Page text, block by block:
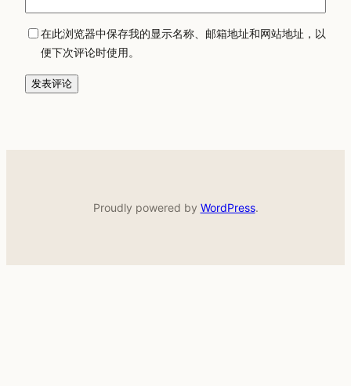
在此浏览器中保存我的显示名称、邮箱地址和网站地址，以
便下次评论时使用。
Proudly powered by WordPress.